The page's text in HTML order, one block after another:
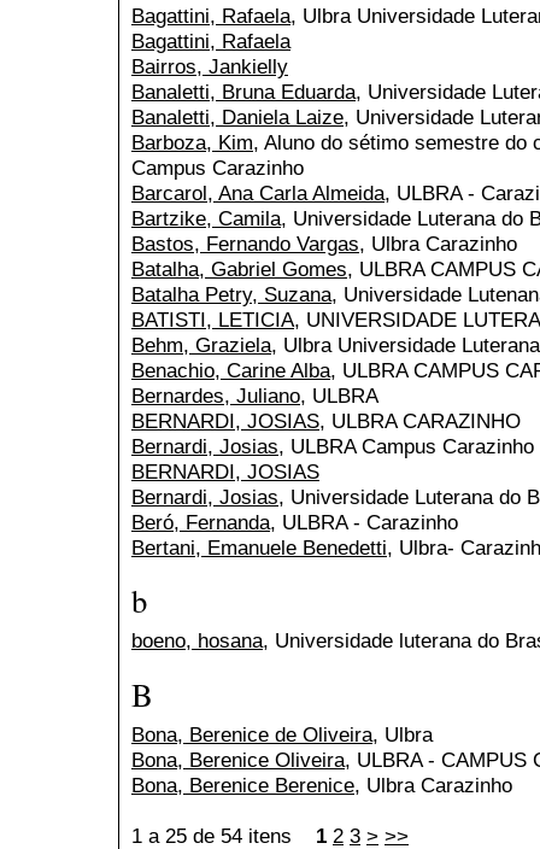
Bagattini, Rafaela, Ulbra Universidade
Bagattini, Rafaela
Bairros, Jankielly
Banaletti, Bruna Eduarda, Universidade
Banaletti, Daniela Laize, Universidade
Barboza, Kim, Aluno do sétimo semestre do
Campus Carazinho
Barcarol, Ana Carla Almeida, ULBRA -
Bartzike, Camila, Universidade Luterana do
Bastos, Fernando Vargas, Ulbra Carazinho
Batalha, Gabriel Gomes, ULBRA CAMPUS
Batalha Petry, Suzana, Universidade
BATISTI, LETICIA, UNIVERSIDADE
Behm, Graziela, Ulbra Universidade
Benachio, Carine Alba, ULBRA CAMPUS
Bernardes, Juliano, ULBRA
BERNARDI, JOSIAS, ULBRA CARAZINHO
Bernardi, Josias, ULBRA Campus Carazinho
BERNARDI, JOSIAS
Bernardi, Josias, Universidade Luterana do
Beró, Fernanda, ULBRA - Carazinho
Bertani, Emanuele Benedetti, Ulbra-
b
boeno, hosana, Universidade luterana do
B
Bona, Berenice de Oliveira, Ulbra
Bona, Berenice Oliveira, ULBRA - CAMPUS
Bona, Berenice Berenice, Ulbra Carazinho
1 a 25 de 54 itens 1 2 3 > >>